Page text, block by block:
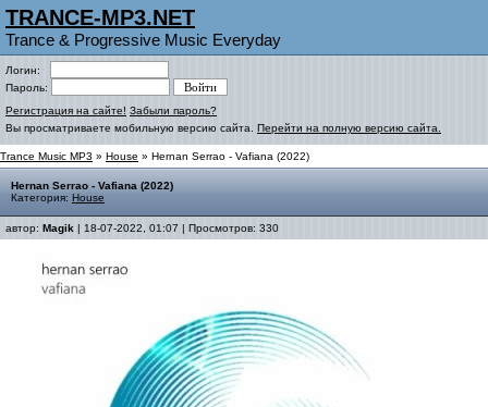
TRANCE-MP3.NET
Trance & Progressive Music Everyday
Логин:
Пароль:
Регистрация на сайте! Забыли пароль?
Вы просматриваете мобильную версию сайта. Перейти на полную версию сайта.
Trance Music MP3 » House » Hernan Serrao - Vafiana (2022)
Hernan Serrao - Vafiana (2022)
Категория: House
автор: Magik | 18-07-2022, 01:07 | Просмотров: 330